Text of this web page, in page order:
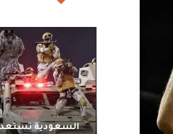
السعودية تستعد